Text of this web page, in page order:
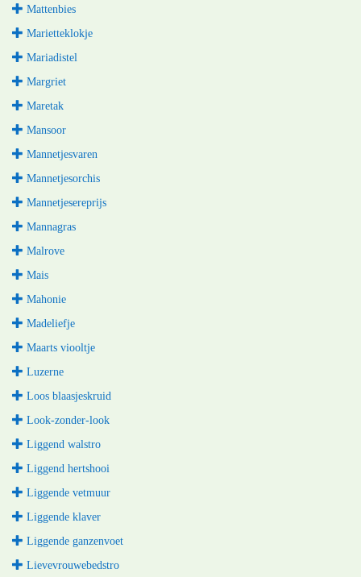
Mattenbies
Marietteklokje
Mariadistel
Margriet
Maretak
Mansoor
Mannetjesvaren
Mannetjesorchis
Mannetjesereprijs
Mannagras
Malrove
Mais
Mahonie
Madeliefje
Maarts viooltje
Luzerne
Loos blaasjeskruid
Look-zonder-look
Liggend walstro
Liggend hertshooi
Liggende vetmuur
Liggende klaver
Liggende ganzenvoet
Lievevrouwebedstro